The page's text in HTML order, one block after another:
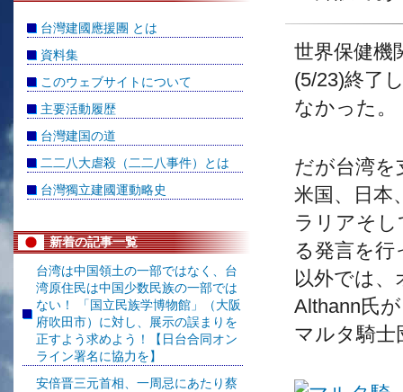
世界保健機
(5/23)終了
なかった。
だが台湾を
米国、日本
ラリアそし
る発言を行
以外では、
Althann氏
マルタ騎士
台灣建國應援團 とは
資料集
このウェブサイトについて
主要活動履歴
台灣建国の道
二二八大虐殺（二二八事件）とは
台灣獨立建國運動略史
新着の記事一覧
台湾は中国領土の一部ではなく、台
湾原住民は中国少数民族の一部では
ない！ 「国立民族学博物館」（大阪
府吹田市）に対し、展示の誤まりを
正すよう求めよう！【日台合同オン
ライン署名に協力を】
安倍晋三元首相、一周忌にあたり蔡